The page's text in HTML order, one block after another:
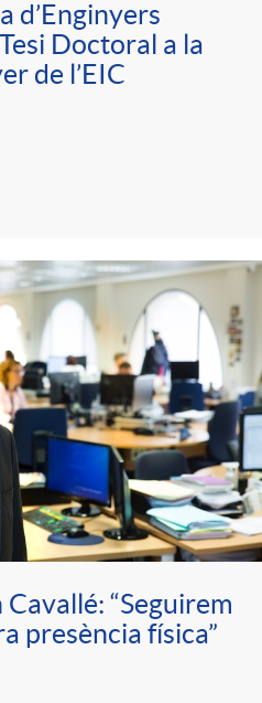
d’Enginyers
Doctoral a la
de l’EIC
“Seguirem
presència física”